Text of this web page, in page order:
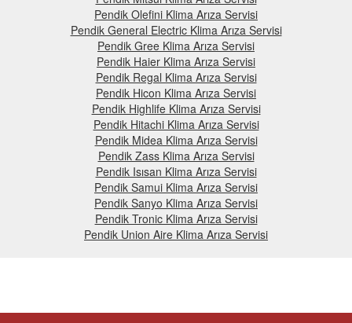
Pendik Olefini Klima Arıza Servisi
Pendik General Electric Klima Arıza Servisi
Pendik Gree Klima Arıza Servisi
Pendik Haier Klima Arıza Servisi
Pendik Regal Klima Arıza Servisi
Pendik Hicon Klima Arıza Servisi
Pendik Highlife Klima Arıza Servisi
Pendik Hitachi Klima Arıza Servisi
Pendik Midea Klima Arıza Servisi
Pendik Zass Klima Arıza Servisi
Pendik Isısan Klima Arıza Servisi
Pendik Samui Klima Arıza Servisi
Pendik Sanyo Klima Arıza Servisi
Pendik Tronic Klima Arıza Servisi
Pendik Union Aire Klima Arıza Servisi